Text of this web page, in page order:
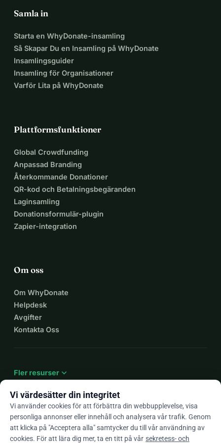
Samla in
Starta en WhyDonate-insamling
Så Skapar Du en Insamling på WhyDonate
Insamlingsguider
Insamling för Organisationer
Varför Lita på WhyDonate
Plattformsfunktioner
Global Crowdfunding
Anpassad Branding
Återkommande Donationer
QR-kod och Betalningsbegäranden
Laginsamling
Donationsformulär-plugin
Zapier-integration
Om oss
Om WhyDonate
Helpdesk
Avgifter
Kontakta Oss
Fler resurser expand_more
Sv arrow_drop_down
Vi värdesätter din integritet
Vi använder cookies för att förbättra din webbupplevelse, visa
personliga annonser eller innehåll och analysera vår trafik. Genom
att klicka på "Acceptera alla" samtycker du till vår användning av
cookies. För att lära dig mer, ta en titt på vår sekretess- och